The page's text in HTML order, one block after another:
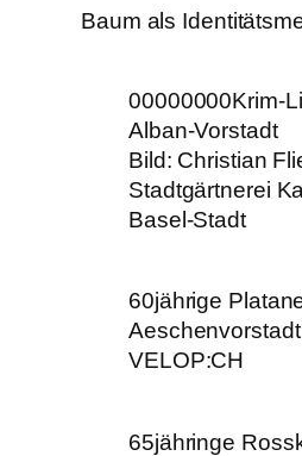
Baum als
00000000Krim-
Alban-Vorstadt
Bild: Christian
Stadtgärtnerei
Basel-Stadt
60jährige
VELOP:CH
65jähringe